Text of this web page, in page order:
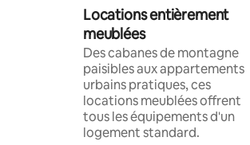
Locations entièrement
meublées
Des cabanes de montagne
paisibles aux appartements
urbains pratiques, ces
locations meublées offrent
tous les équipements d'un
logement standard.